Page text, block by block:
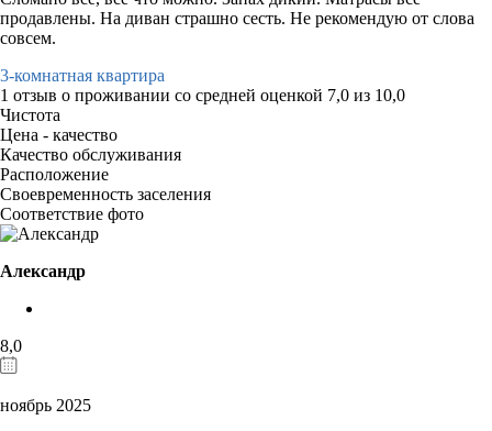
продавлены. На диван страшно сесть. Не рекомендую от слова
совсем.
3-комнатная квартира
1 отзыв о проживании со средней оценкой 7,0 из 10,0
Чистота
Цена - качество
Качество обслуживания
Расположение
Своевременность заселения
Соответствие фото
Александр
8,0
ноябрь 2025